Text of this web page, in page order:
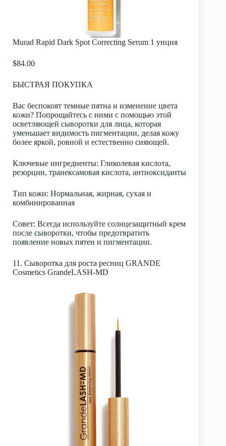
Murad Rapid Dark Spot Correcting Serum 1 унция
$84.00
БЫСТРАЯ ПОКУПКА
Вас беспокоят темные пятна и изменение цвета
кожи? Попрощайтесь с ними с помощью этой
осветляющей сыворотки для лица, которая
уменьшает видимость пигментации, делая кожу
более яркой, ровной и естественно сияющей.
Ключевые ингредиенты: Гликолевая кислота,
резорцин, транексамовая кислота, антиоксиданты
Тип кожи: Нормальная, жирная, сухая и
комбинированная
Совет: Всегда используйте солнцезащитный крем
после сыворотки, чтобы предотвратить
появление новых пятен и пигментации.
11. Сыворотка для роста ресниц GRANDE
Cosmetics GrandeLASH-MD